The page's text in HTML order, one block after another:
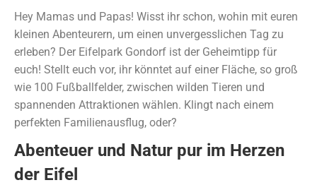
Hey Mamas und Papas! Wisst ihr schon, wohin mit euren
kleinen Abenteurern, um einen unvergesslichen Tag zu
erleben? Der Eifelpark Gondorf ist der Geheimtipp für
euch! Stellt euch vor, ihr könntet auf einer Fläche, so groß
wie 100 Fußballfelder, zwischen wilden Tieren und
spannenden Attraktionen wählen. Klingt nach einem
perfekten Familienausflug, oder?
Abenteuer und Natur pur im Herzen
der Eifel